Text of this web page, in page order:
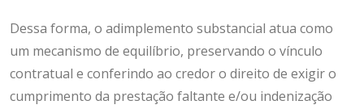
Dessa forma, o adimplemento substancial atua como
um mecanismo de equilíbrio, preservando o vínculo
contratual e conferindo ao credor o direito de exigir o
cumprimento da prestação faltante e/ou indenização